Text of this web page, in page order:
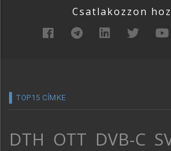
Csatlakozzon
TOP15 CÍMKE
DTH OTT DVB-C